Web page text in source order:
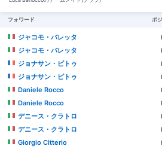
フォワード ポ
ジャコモ・バレッタ
ジャコモ・バレッタ
ジョナサン・ピトゥ
ジョナサン・ピトゥ
Daniele Rocco
Daniele Rocco
デニース・クラトロ
デニース・クラトロ
Giorgio Citterio